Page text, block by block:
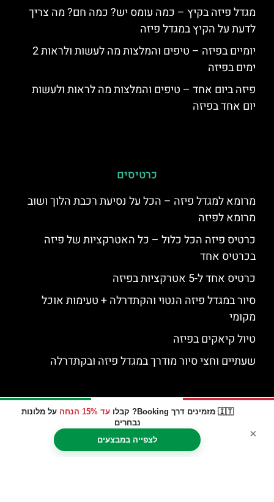
🇮🇹 מזמינים דרך Booking? קבלו עד 15% הנחה
על מלונות
נבחרים
לצפייה במבצעים
×
מגדל פיזה בקיץ – כמה עומס יש? כמה חם? מה צריך
לדעת על הקיץ במגדל פיזה
יומיים בפיזה – טיפים והמלצות מה לעשות ולראות 2
ימים בפיזה
פיזה ביום אחד – טיפים והמלצות מה לראות ולעשות
יום אחד בפיזה
כרטיסים
מרומא למגדל פיזה – הכל על נסיעת רכבת הלוך ושוב
מרומא לפיזה
כרטיס פיזה הכל כלול – כל האטרקציות של פיזה
בכרטיס אחד
כרטיס אחד ל-5 אטרקציות בפיזה
סיור במגדל פיזה הנטוי והקתדרלה + טעימות אוכל
מקומי
טיול קיאקים בפיזה
שעתיים וחצי סיור מודרך במגדל פיזה ובקתדרלה